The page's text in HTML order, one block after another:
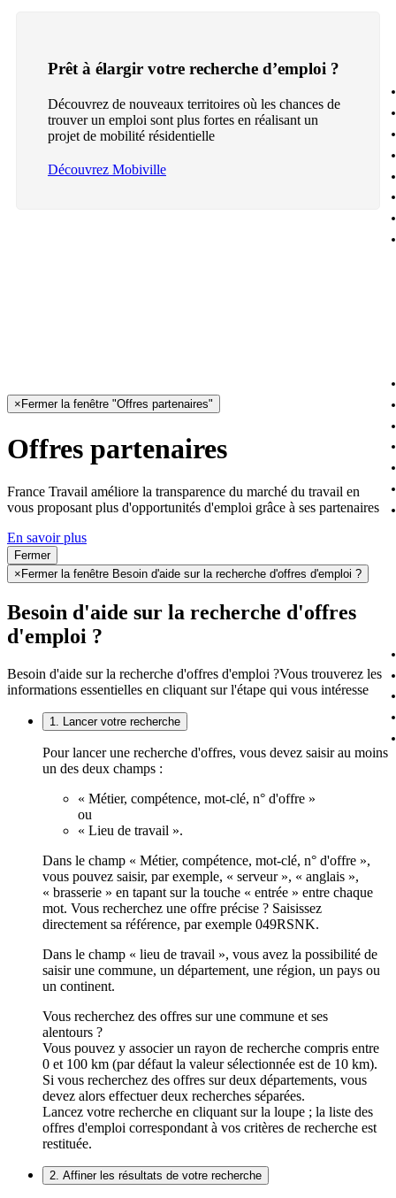
Prêt à élargir votre recherche d’emploi ?
Découvrez de nouveaux territoires où les chances de
trouver un emploi sont plus fortes en réalisant un
projet de mobilité résidentielle
Découvrez Mobiville
× Fermer la fenêtre "Offres partenaires"
Offres partenaires
France Travail améliore la transparence du marché du travail en
vous proposant plus d'opportunités d'emploi grâce à ses partenaires
En savoir plus
Fermer
× Fermer la fenêtre Besoin d'aide sur la recherche d'offres d'emploi ?
Besoin d'aide sur la recherche d'offres
d'emploi ?
Besoin d'aide sur la recherche d'offres d'emploi ?Vous trouverez les
informations essentielles en cliquant sur l'étape qui vous intéresse
1. Lancer votre recherche
Pour lancer une recherche d'offres, vous devez saisir au moins
un des deux champs :
« Métier, compétence, mot-clé, n° d'offre »
ou
« Lieu de travail ».
Dans le champ « Métier, compétence, mot-clé, n° d'offre »,
vous pouvez saisir, par exemple, « serveur », « anglais »,
« brasserie » en tapant sur la touche « entrée » entre chaque
mot. Vous recherchez une offre précise ? Saisissez
directement sa référence, par exemple 049RSNK.
Dans le champ « lieu de travail », vous avez la possibilité de
saisir une commune, un département, une région, un pays ou
un continent.
Vous recherchez des offres sur une commune et ses
alentours ?
Vous pouvez y associer un rayon de recherche compris entre
0 et 100 km (par défaut la valeur sélectionnée est de 10 km).
Si vous recherchez des offres sur deux départements, vous
devez alors effectuer deux recherches séparées.
Lancez votre recherche en cliquant sur la loupe ; la liste des
offres d'emploi correspondant à vos critères de recherche est
restituée.
2. Affiner les résultats de votre recherche